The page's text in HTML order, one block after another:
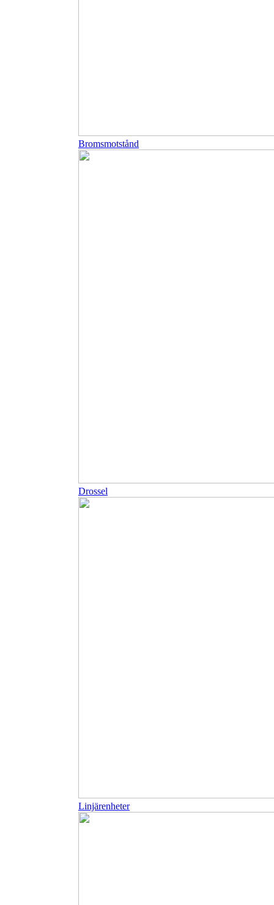
Bromsmotstånd
Drossel
Linjärenheter